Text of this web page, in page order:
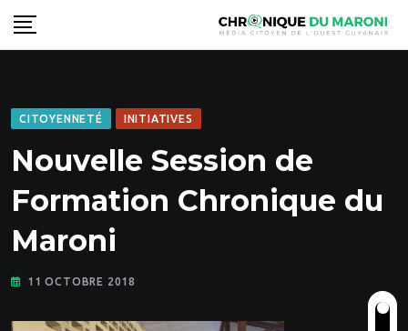
Skip
to
CITOYENNETÉ INITIATIVES
Nouvelle Session de
Formation Chronique du
Maroni
11 OCTOBRE 2018